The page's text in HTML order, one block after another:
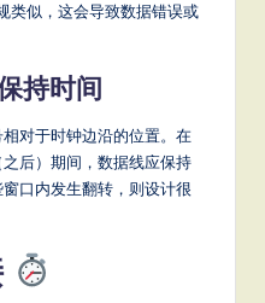
类似，这会导致数据错误或
持时间
对于时钟边沿的位置。在
后）期间，数据线应保持
口内发生翻转，则设计很